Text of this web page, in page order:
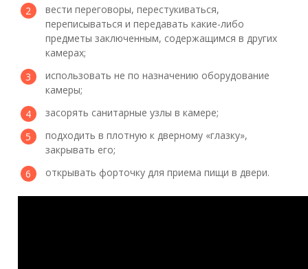
вести переговоры, перестукиваться,
переписываться и передавать какие-либо
предметы заключенным, содержащимся в других
камерах;
использовать не по назначению оборудование
камеры;
засорять санитарные узлы в камере;
подходить в плотную к дверному «глазку»,
закрывать его;
открывать форточку для приема пищи в двери.